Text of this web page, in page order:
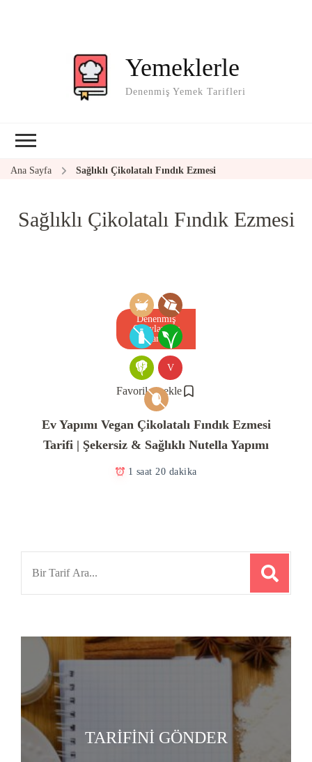
Yemeklerle
Denenmiş Yemek Tarifleri
Ana Sayfa Sağlıklı Çikolatalı Fındık Ezmesi
Sağlıklı Çikolatalı Fındık Ezmesi
Favorilere ekle
Denenmiş
Onaylanmış
Tarif
V
Ev Yapımı Vegan Çikolatalı Fındık Ezmesi
Tarifi | Şekersiz & Sağlıklı Nutella Yapımı
1 saat 20 dakika
TARİFİNİ GÖNDER